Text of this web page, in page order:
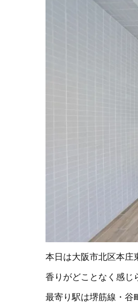
本日は大阪市北区本庄
香りがどことなく感じ
最寄り駅は堺筋線・谷